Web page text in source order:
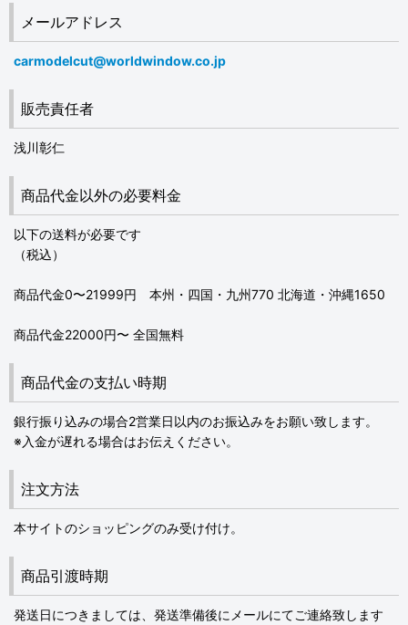
メールアドレス
carmodelcut@worldwindow.co.jp
販売責任者
浅川彰仁
商品代金以外の必要料金
以下の送料が必要です
（税込）
商品代金0〜21999円 本州・四国・九州770 北海道・沖縄1650
商品代金22000円〜 全国無料
商品代金の支払い時期
銀行振り込みの場合2営業日以内のお振込みをお願い致します。
※入金が遅れる場合はお伝えください。
注文方法
本サイトのショッピングのみ受け付け。
商品引渡時期
発送日につきましては、発送準備後にメールにてご連絡致します